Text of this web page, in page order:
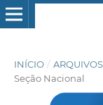
INÍCIO / ARQUIVOS
Seção Nacional